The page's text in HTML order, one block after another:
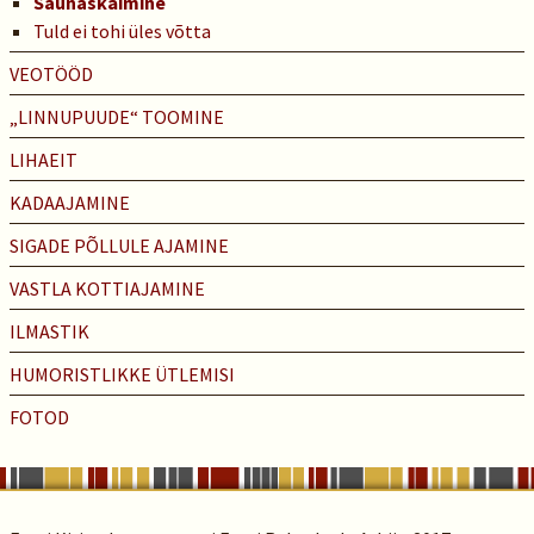
Tuld ei tohi üles võtta
VEOTÖÖD
„LINNUPUUDE“ TOOMINE
LIHAEIT
KADAAJAMINE
SIGADE PÕLLULE AJAMINE
VASTLA KOTTIAJAMINE
ILMASTIK
HUMORISTLIKKE ÜTLEMISI
FOTOD